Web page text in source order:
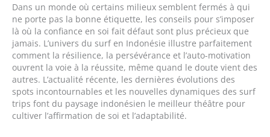
Dans un monde où certains milieux semblent fermés à qui
ne porte pas la bonne étiquette, les conseils pour s’imposer
là où la confiance en soi fait défaut sont plus précieux que
jamais. L’univers du surf en Indonésie illustre parfaitement
comment la résilience, la persévérance et l’auto-motivation
ouvrent la voie à la réussite, même quand le doute vient des
autres. L’actualité récente, les dernières évolutions des
spots incontournables et les nouvelles dynamiques des surf
trips font du paysage indonésien le meilleur théâtre pour
cultiver l’affirmation de soi et l’adaptabilité.